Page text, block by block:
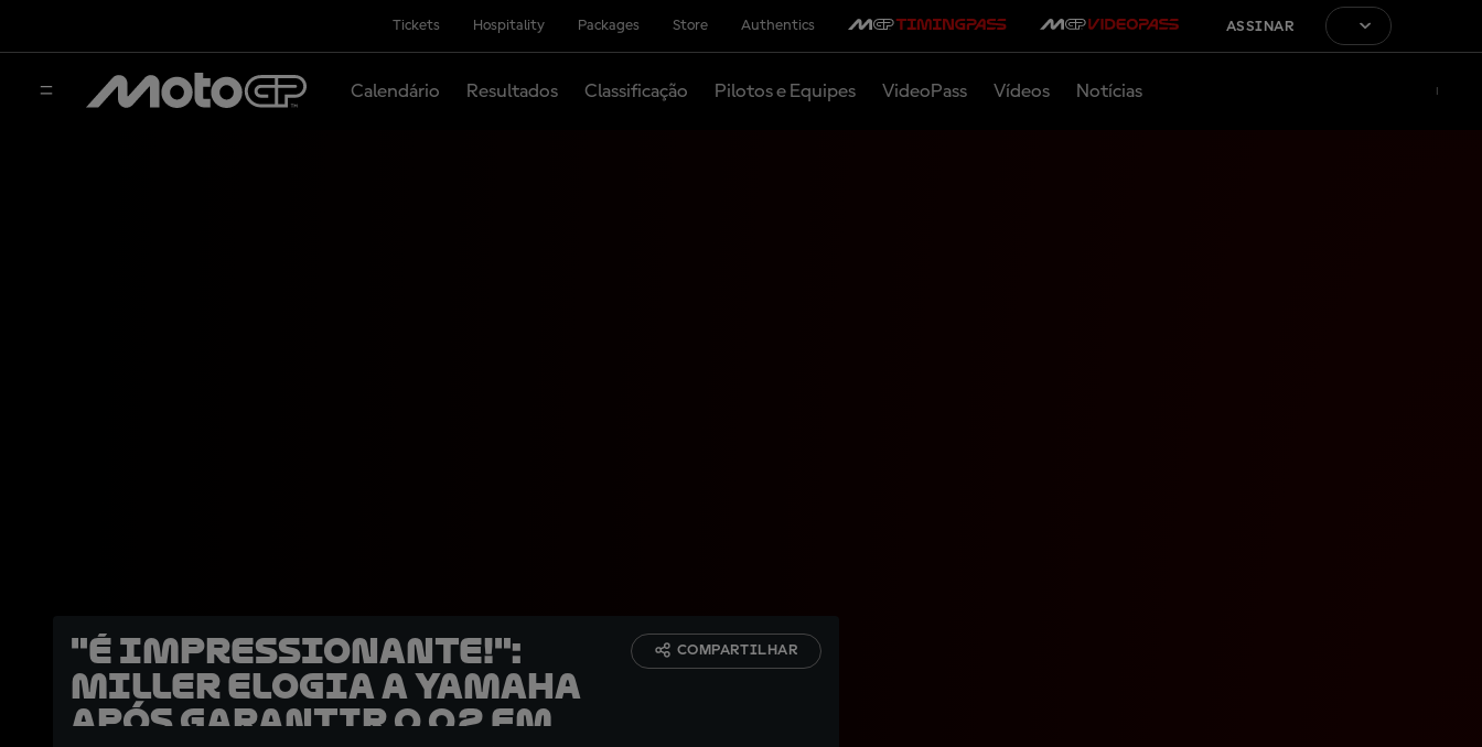
Tickets Hospitality Packages Store Authentics ASSINAR
Calendário Resultados Classificação Pilotos e Equipes VideoPass Vídeos Notícias
"É impressionante!":
Miller elogia a Yamaha
após garantir o Q2 em
COMPARTILHAR